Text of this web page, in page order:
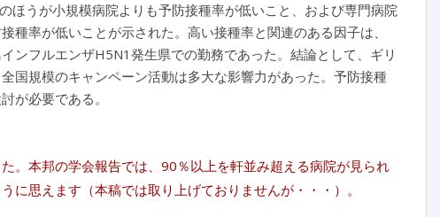
うが小規模病院よりも予防接種率が低いこと、および専門病院
種率が低いことが示された。高い接種率と関連のある因子は、
ンフルエンザH5N1発生県での勤務であった。結論として、ギリ
国規模のキャンペーン活動は多大な影響力があった。予防接種
が必要である。
。本邦の学会報告では、90％以上を軒並み超える病院が見られ
思えます（本稿では取り上げておりませんが・・・）。